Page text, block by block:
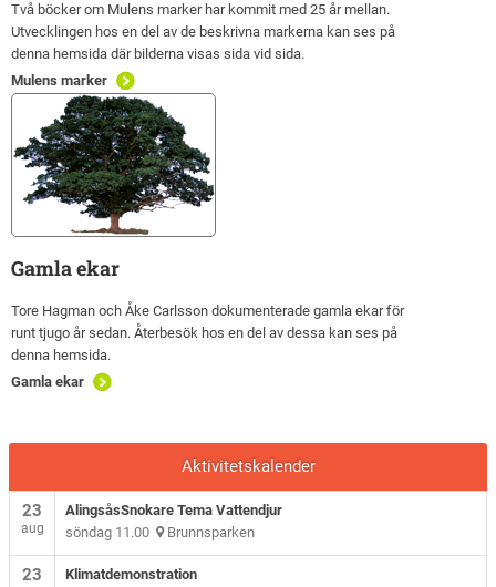
Två böcker om Mulens marker har kommit med 25 år mellan.
Utvecklingen hos en del av de beskrivna markerna kan ses på
denna hemsida där bilderna visas sida vid sida.
Mulens marker
Gamla ekar
Tore Hagman och Åke Carlsson dokumenterade gamla ekar för
runt tjugo år sedan. Återbesök hos en del av dessa kan ses på
denna hemsida.
Gamla ekar
Aktivitetskalender
23
aug
AlingsåsSnokare Tema Vattendjur
söndag 11.00 Brunnsparken
23 Klimatdemonstration